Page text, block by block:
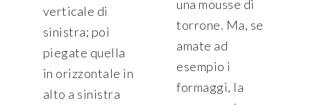
verticale di
sinistra; poi
piegate quella
in orizzontale in
alto a sinistra
una mousse di
torrone. Ma, se
amate ad
esempio i
formaggi, la